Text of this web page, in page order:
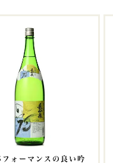
フォーマンスの良い吟